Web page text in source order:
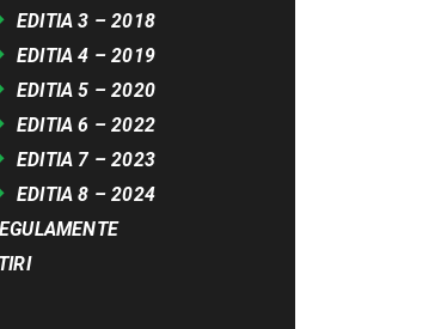
EDITIA 3 – 2018
EDITIA 4 – 2019
EDITIA 5 – 2020
EDITIA 6 – 2022
EDITIA 7 – 2023
EDITIA 8 – 2024